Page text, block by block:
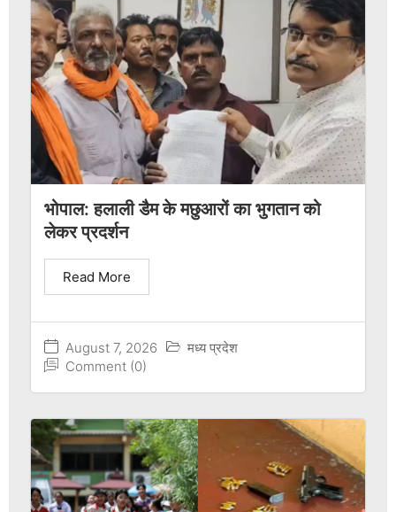
भोपाल: हलाली डैम के मछुआरों का भुगतान को
लेकर प्रदर्शन
August 7, 2026
मध्य प्रदेश
Comment (0)
Read More